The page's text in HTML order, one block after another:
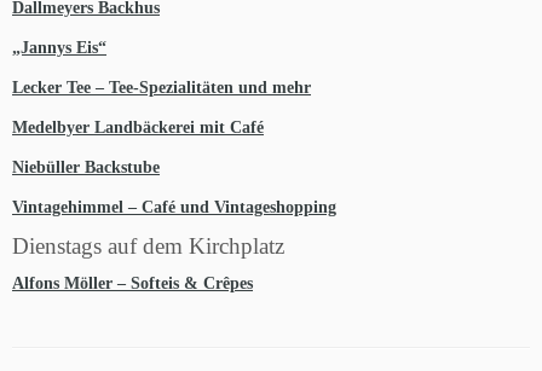
Dallmeyers Backhus
„Jannys Eis“
Lecker Tee – Tee-Spezialitäten und mehr
Medelbyer Landbäckerei mit Café
Niebüller Backstube
Vintagehimmel – Café und Vintageshopping
Dienstags auf dem Kirchplatz
Alfons Möller – Softeis & Crêpes